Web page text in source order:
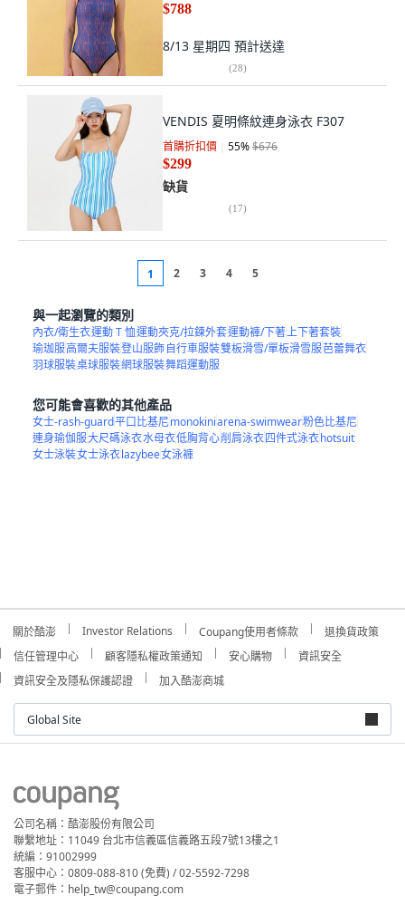
$788
8/13 星期四 預計送達
(28)
VENDIS 夏明條紋連身泳衣 F307
首購折扣價 55%$676
$299
缺貨
(17)
1 2 3 4 5
與一起瀏覽的類別
內衣/衛生衣運動 T 恤運動夾克/拉鍊外套運動褲/下著上下著套裝
瑜珈服高爾夫服裝登山服飾自行車服裝雙板滑雪/單板滑雪服芭蕾舞衣
羽球服裝桌球服裝網球服裝舞蹈運動服
您可能會喜歡的其他產品
女士-rash-guard平口比基尼monokiniarena-swimwear粉色比基尼
連身瑜伽服大尺碼泳衣水母衣低胸背心削肩泳衣四件式泳衣hotsuit
女士泳裝女士泳衣lazybee女泳褲
關於酷澎 Investor Relations Coupang使用者條款
退換貨政策
信任管理中心
顧客隱私權政策通知 安心購物
資訊安全
資訊安全及隱私保護認證
加入酷澎商城
Global Site
公司名稱：酷澎股份有限公司
聯繫地址：11049 台北市信義區信義路五段7號13樓之1
統編：91002999
客服中心：0809-088-810 (免費) / 02-5592-7298
電子郵件：help_tw@coupang.com